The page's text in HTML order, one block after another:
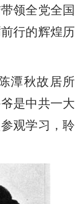
领全党全国
行的辉煌历
潭秋故居所
是中共一大
观学习，聆